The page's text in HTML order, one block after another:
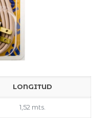
LONGITUD
1,52 mts.